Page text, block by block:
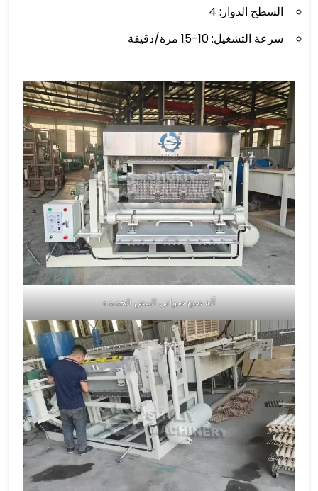
السطح الدوار: 4
سرعة التشغيل: 10-15 مرة/دقيقة
آلة صنع صواني البيض الجديدة